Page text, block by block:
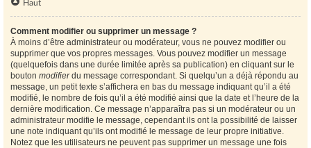
Haut
Comment modifier ou supprimer un message ?
À moins d’être administrateur ou modérateur, vous ne pouvez modifier ou
supprimer que vos propres messages. Vous pouvez modifier un message
(quelquefois dans une durée limitée après sa publication) en cliquant sur le
bouton modifierdu message correspondant. Si quelqu’un a déjà répondu au
message, un petit texte s’affichera en bas du message indiquant qu’il a été
modifié, le nombre de fois qu’il a été modifié ainsi que la date et l’heure de la
dernière modification. Ce message n’apparaîtra pas si un modérateur ou un
administrateur modifie le message, cependant ils ont la possibilité de laisser
une note indiquant qu’ils ont modifié le message de leur propre initiative.
Notez que les utilisateurs ne peuvent pas supprimer un message une fois